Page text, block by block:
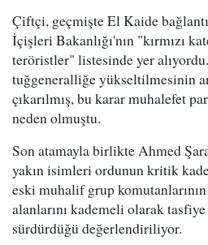
Çiftçi, geçmişte El Kaide
İçişleri Bakanlığı'nın "kırmızı
teröristler" listesinde yer
tuğgeneralliğe yükseltilmesinin
çıkarılmış, bu karar muhalefet
neden olmuştu.
Son atamayla birlikte Ahmed
yakın isimleri ordunun kritik
eski muhalif grup komutanlarının
alanlarını kademeli olarak
sürdürdüğü değerlendiriliyor.